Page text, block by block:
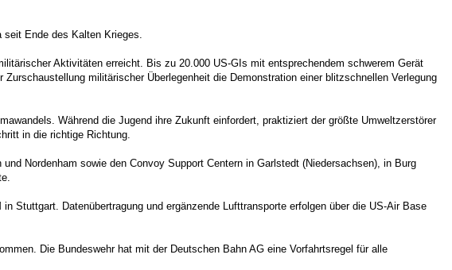
seit Ende des Kalten Krieges.
Aktivitäten erreicht. Bis zu 20.000 US-GIs mit entsprechendem schwerem Gerät
militärischer Überlegenheit die Demonstration einer blitzschnellen Verlegung
Während die Jugend ihre Zukunft einfordert, praktiziert der größte Umweltzerstörer
in die richtige Richtung.
Nordenham sowie den Convoy Support Centern in Garlstedt (Niedersachsen), in Burg
Stuttgart. Datenübertragung und ergänzende Lufttransporte erfolgen über die US-Air Base
Die Bundeswehr hat mit der Deutschen Bahn AG eine Vorfahrtsregel für alle